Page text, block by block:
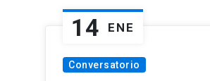
14 ENE
Conversatorio